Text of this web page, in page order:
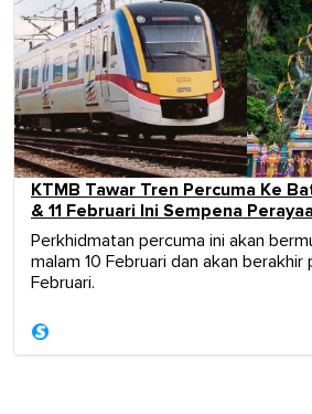
KTMB Tawar Tren Percuma Ke
& 11 Februari Ini Sempena
Perkhidmatan percuma ini akan
malam 10 Februari dan akan berakhir
Februari.